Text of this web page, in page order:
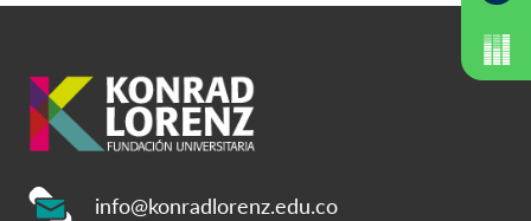
info@konradlorenz.edu.co